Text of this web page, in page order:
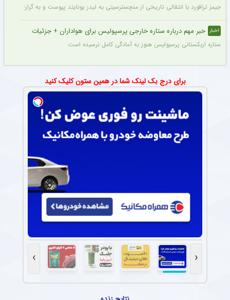
جیمز ترافورد با انتقالی تاریخی از منچسترسیتی به لیدز یونایتد پیوست و به گران‌ترین
اخبار خبر مهم درباره ستاره خارجی پرسپولیس برای هواداران + جزئیات
ستاره ازبکستانی پرسپولیس هنوز به آمادگی کامل نرسیده است.
برای درج بک لینک شما در همین ستون کلیک کنید
‹
›